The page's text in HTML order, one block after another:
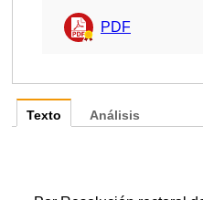
PDF
Texto Análisis